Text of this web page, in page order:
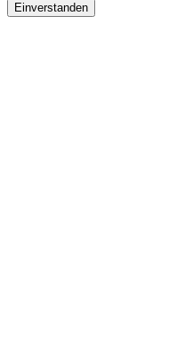
Einverstanden